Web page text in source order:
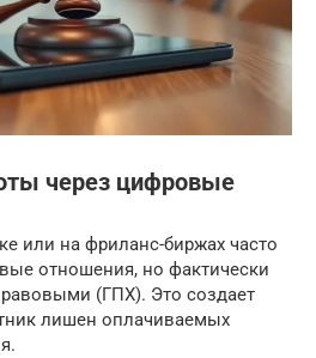
через цифровые
или на фриланс-биржах часто
отношения, но фактически
(ГПХ). Это создает
лишен оплачиваемых